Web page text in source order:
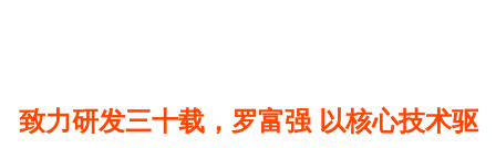
致力研发三十载，罗富强 以核心技术驱